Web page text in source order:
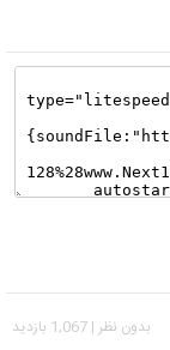
بدون نظر | 1,067 بازدید